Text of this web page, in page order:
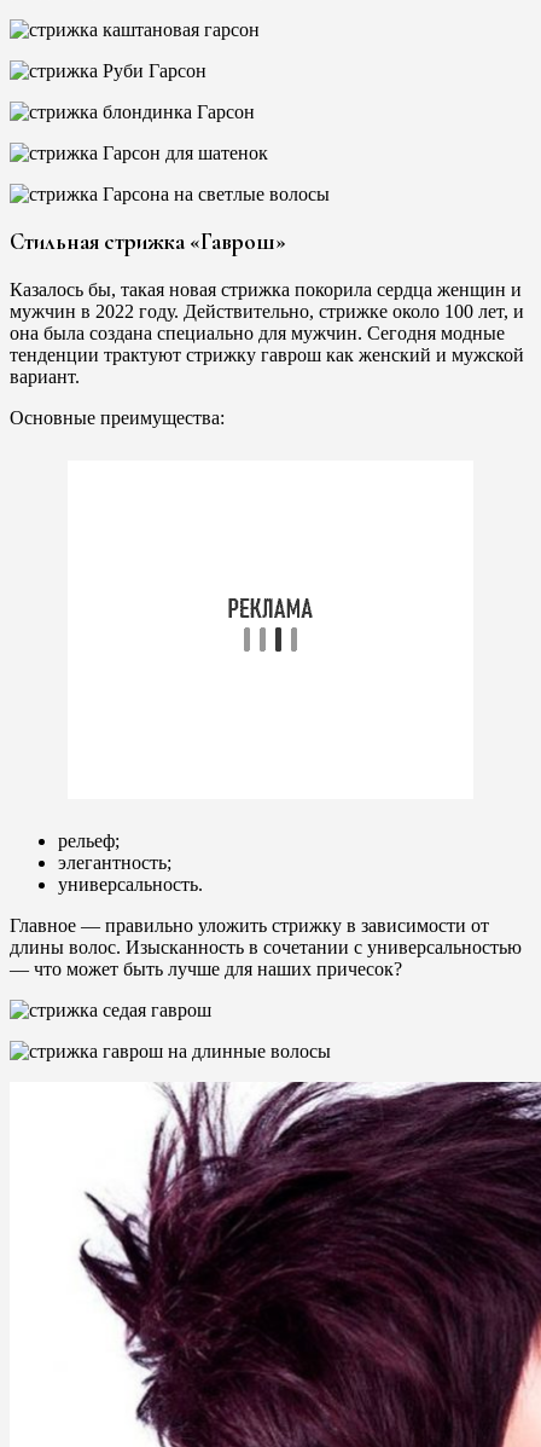
Стильная стрижка «Гаврош»
Казалось бы, такая новая стрижка покорила сердца женщин и
мужчин в 2022 году. Действительно, стрижке около 100 лет, и
она была создана специально для мужчин. Сегодня модные
тенденции трактуют стрижку гаврош как женский и мужской
вариант.
Основные преимущества:
рельеф;
элегантность;
универсальность.
Главное — правильно уложить стрижку в зависимости от
длины волос. Изысканность в сочетании с универсальностью
— что может быть лучше для наших причесок?